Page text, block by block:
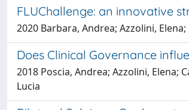
FLUChallenge: an innovative
2020 Barbara, Andrea; Azzolini,
Does Clinical Governance
2018 Poscia, Andrea; Azzolini, Elena;
Lucia